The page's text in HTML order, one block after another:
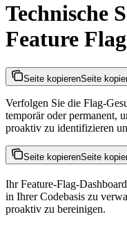
Technische
Feature
Seite kopierenSeite
Verfolgen Sie die Flag-
temporär oder permanent,
proaktiv zu identifizieren
Seite kopierenSeite
Ihr Feature-Flag-
in Ihrer Codebasis zu
proaktiv zu bereinigen.